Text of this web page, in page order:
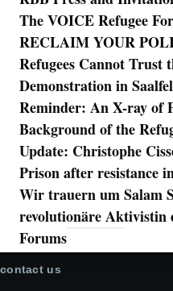
The VOICE Refugee
RECLAIM YOUR
Refugees Cannot Trust
Demonstration in
Reminder: An X-ray of
Background of the
Update: Christophe
Prison after resistance
Wir trauern um Salam
revolutionäre Aktivistin
Forums
contact us